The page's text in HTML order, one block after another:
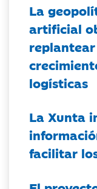
La
artificial
logísticas
La Xunta
facilitar